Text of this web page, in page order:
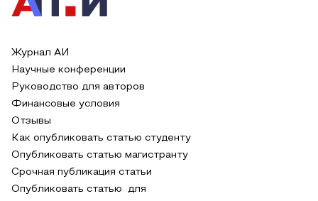
Журнал АИ
Научные конференции
Руководство для авторов
Финансовые условия
Отзывы
Как опубликовать статью студенту
Опубликовать статью магистранту
Срочная публикация статьи
Опубликовать статью для